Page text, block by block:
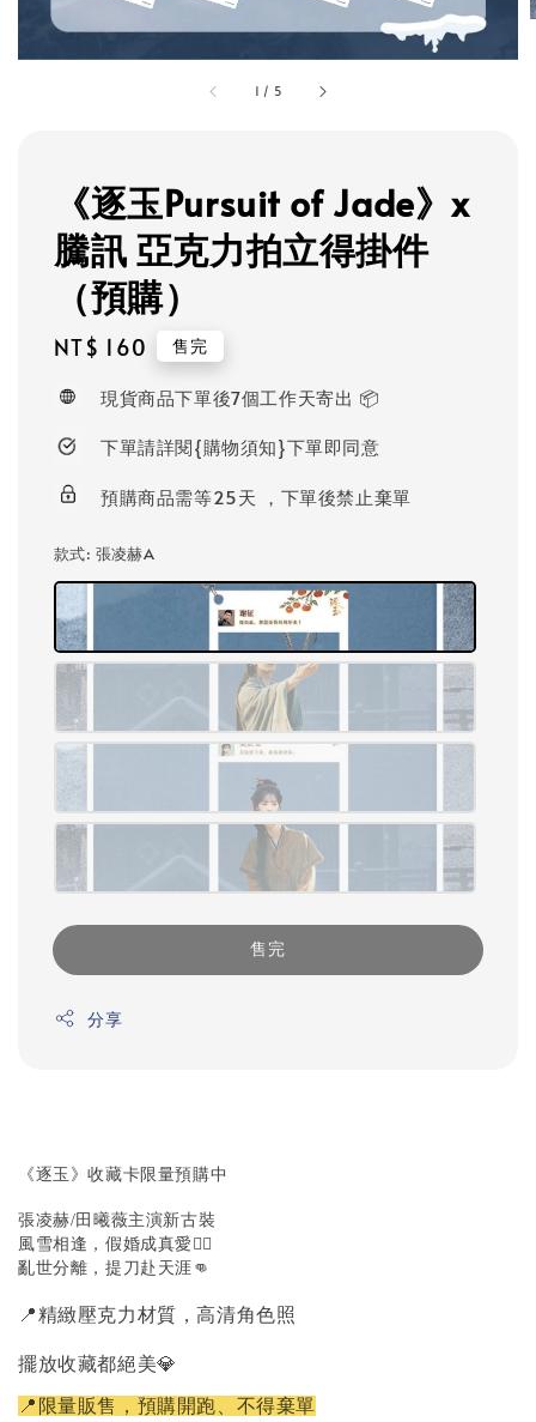
1 / 5
《逐玉Pursuit of Jade》x
騰訊 亞克力拍立得掛件
（預購）
Regular
NT$ 160 售完
現貨商品下單後7個工作天寄出 📦
下單請詳閱{購物須知}下單即同意
預購商品需等25天 ，下單後禁止棄單
款式: 張凌赫A
售完
分享
《逐玉》收藏卡限量預購中
張凌赫/田曦薇主演新古裝
風雪相逢，假婚成真愛❤️‍🔥
亂世分離，提刀赴天涯👊
📍精緻壓克力材質，高清角色照
擺放收藏都絕美💎
📍限量販售，預購開跑、不得棄單